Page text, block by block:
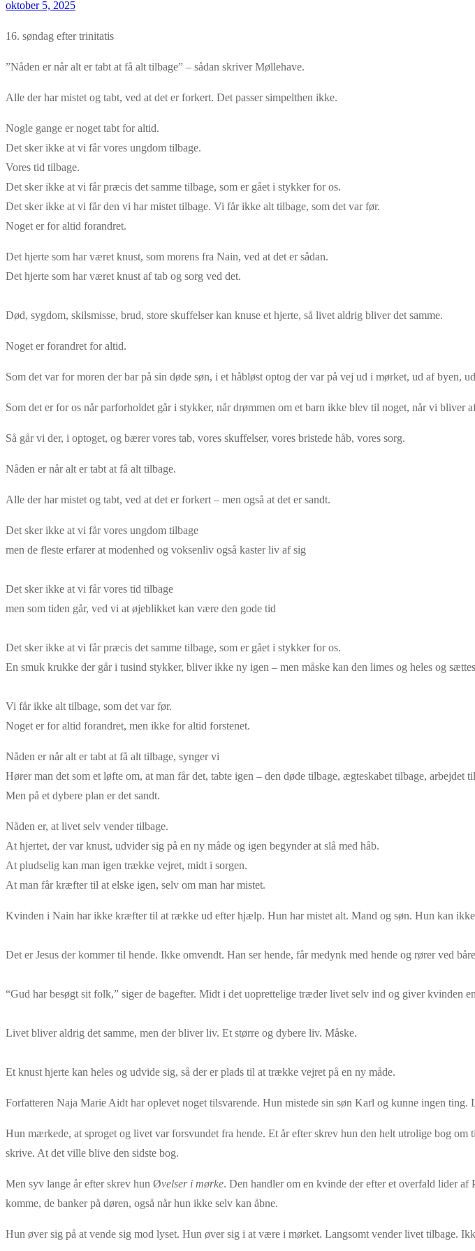
oktober 5, 2025
16. søndag efter trinitatis
”Nåden er når alt er tabt at få alt tilbage” – sådan skriver Møllehave.
Alle der har mistet og tabt, ved at det er forkert. Det passer simpelthen ikke.
Nogle gange er noget tabt for altid.
Det sker ikke at vi får vores ungdom tilbage.
Vores tid tilbage.
Det sker ikke at vi får præcis det samme tilbage, som er gået i stykker for os.
Det sker ikke at vi får den vi har mistet tilbage. Vi får ikke alt tilbage, som det var før.
Noget er for altid forandret.
Det hjerte som har været knust, som morens fra Nain, ved at det er sådan.
Det hjerte som har været knust af tab og sorg ved det.
Død, sygdom, skilsmisse, brud, store skuffelser kan knuse et hjerte, så livet aldrig bliver det samme.
Noget er forandret for altid.
Som det var for moren der bar på sin døde søn, i et håbløst optog der var på vej ud i mørket, ud af byen,
Som det er for os når parforholdet går i stykker, når drømmen om et barn ikke blev til noget, når vi bliver
Så går vi der, i optoget, og bærer vores tab, vores skuffelser, vores bristede håb, vores sorg.
Nåden er når alt er tabt at få alt tilbage.
Alle der har mistet og tabt, ved at det er forkert – men også at det er sandt.
Det sker ikke at vi får vores ungdom tilbage
men de fleste erfarer at modenhed og voksenliv også kaster liv af sig
Det sker ikke at vi får vores tid tilbage
men som tiden går, ved vi at øjeblikket kan være den gode tid
Det sker ikke at vi får præcis det samme tilbage, som er gået i stykker for os.
En smuk krukke der går i tusind stykker, bliver ikke ny igen – men måske kan den limes og heles og
Vi får ikke alt tilbage, som det var før.
Noget er for altid forandret, men ikke for altid forstenet.
Nåden er når alt er tabt at få alt tilbage, synger vi
Hører man det som et løfte om, at man får det, tabte igen – den døde tilbage, ægteskabet tilbage, arbejdet
Men på et dybere plan er det sandt.
Nåden er, at livet selv vender tilbage.
At hjertet, der var knust, udvider sig på en ny måde og igen begynder at slå med håb.
At pludselig kan man igen trække vejret, midt i sorgen.
At man får kræfter til at elske igen, selv om man har mistet.
Kvinden i Nain har ikke kræfter til at række ud efter hjælp. Hun har mistet alt. Mand og søn. Hun kan
Det er Jesus der kommer til hende. Ikke omvendt. Han ser hende, får medynk med hende og rører ved
“Gud har besøgt sit folk,” siger de bagefter. Midt i det uoprettelige træder livet selv ind og giver kvinden
Livet bliver aldrig det samme, men der bliver liv. Et større og dybere liv. Måske.
Et knust hjerte kan heles og udvide sig, så der er plads til at trække vejret på en ny måde.
Forfatteren Naja Marie Aidt har oplevet noget tilsvarende. Hun mistede sin søn Karl og kunne ingen ting.
Hun mærkede, at sproget og livet var forsvundet fra hende. Et år efter skrev hun den helt utrolige bog om
skrive. At det ville blive den sidste bog.
Men syv lange år efter skrev hun Øvelser i mørke. Den handler om en kvinde der efter et overfald lider
komme, de banker på døren, også når hun ikke selv kan åbne.
Hun øver sig på at vende sig mod lyset. Hun øver sig i at være i mørket. Langsomt vender livet tilbage.